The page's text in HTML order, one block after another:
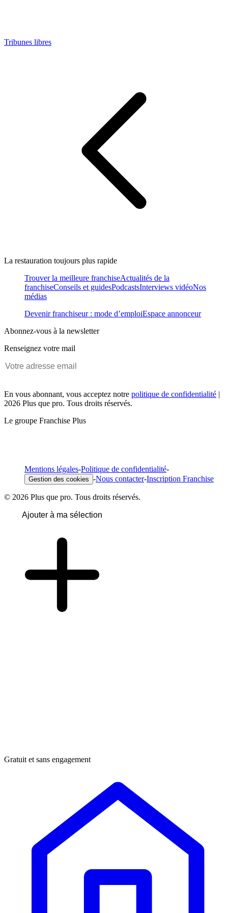
Tribunes libres
La restauration toujours plus rapide
Trouver la meilleure franchiseActualités de la
franchiseConseils et guidesPodcastsInterviews vidéoNos
médias
Devenir franchiseur : mode d’emploiEspace annonceur
Abonnez-vous à la newsletter
Renseignez votre mail
En vous abonnant, vous acceptez notre politique de confidentialité |
2026 Plus que pro. Tous droits réservés.
Le groupe Franchise Plus
Mentions légales-Politique de confidentialité-
Gestion des cookies -Nous contacter-Inscription Franchise
© 2026 Plus que pro. Tous droits réservés.
Ajouter à ma sélection
Gratuit et sans engagement